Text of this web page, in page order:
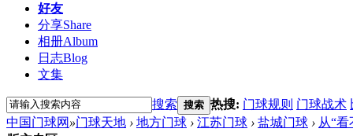
好友
分享Share
相册Album
日志Blog
文集
搜索 搜索 热搜: 门球规则 门球战术
中国门球网 »门球天地 › 地方门球 › 江苏门球 › 盐城门球 › 从“